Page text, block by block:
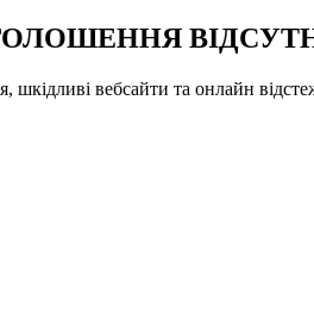
шкідливі вебсайти та онлайн